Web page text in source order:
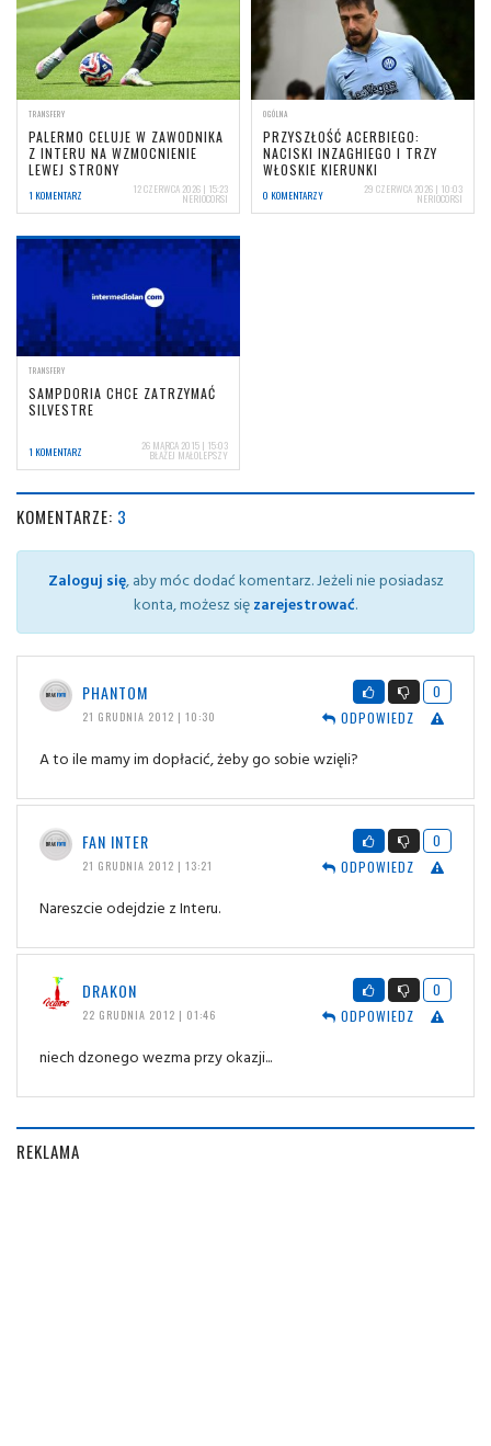
TRANSFERY
PALERMO CELUJE W ZAWODNIKA
Z INTERU NA WZMOCNIENIE
LEWEJ STRONY
1 KOMENTARZ 12 CZERWCA 2026 | 15:23
NERIOCORSI
OGÓLNA
PRZYSZŁOŚĆ ACERBIEGO:
NACISKI INZAGHIEGO I TRZY
WŁOSKIE KIERUNKI
0 KOMENTARZY 29 CZERWCA 2026 | 10:03
NERIOCORSI
TRANSFERY
SAMPDORIA CHCE ZATRZYMAĆ
SILVESTRE
1 KOMENTARZ 26 MARCA 2015 | 15:03
BŁAŻEJ MAŁOLEPSZY
KOMENTARZE: 3
Zaloguj się, aby móc dodać komentarz. Jeżeli nie posiadasz
konta, możesz sięzarejestrować.
PHANTOM
21 GRUDNIA 2012 | 10:30
0
ODPOWIEDZ
A to ile mamy im dopłacić, żeby go sobie wzięli?
FAN INTER
21 GRUDNIA 2012 | 13:21
0
ODPOWIEDZ
Nareszcie odejdzie z Interu.
DRAKON
22 GRUDNIA 2012 | 01:46
0
ODPOWIEDZ
niech dzonego wezma przy okazji...
REKLAMA